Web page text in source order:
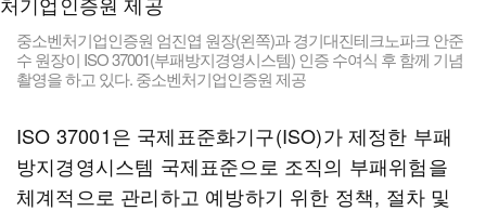
중소벤처기업인증원 엄진엽 원장(왼쪽)과 경기대진테크노파크 안준
수 원장이 ISO 37001(부패방지경영시스템) 인증 수여식 후 함께 기념
촬영을 하고 있다. 중소벤처기업인증원 제공
ISO 37001은 국제표준화기구(ISO)가 제정한 부패
방지경영시스템 국제표준으로 조직의 부패위험을
체계적으로 관리하고 예방하기 위한 정책, 절차 및